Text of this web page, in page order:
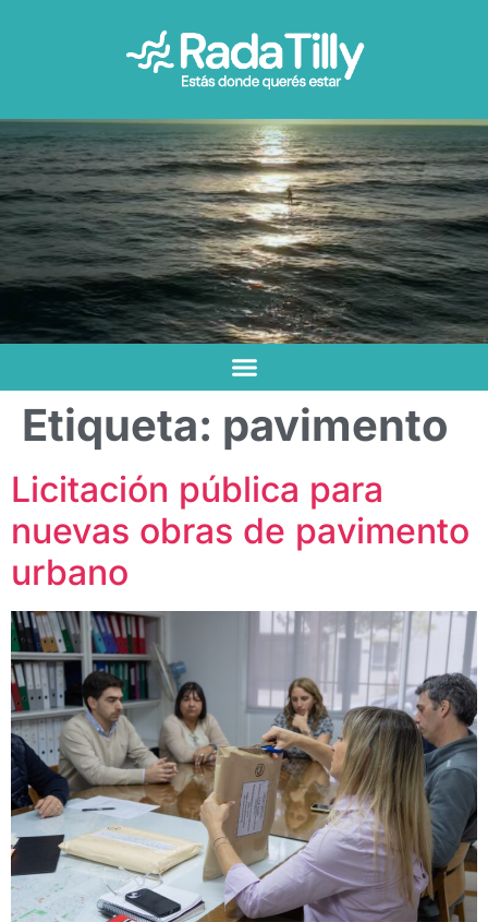
Etiqueta: pavimento
Licitación pública para
nuevas obras de pavimento
urbano